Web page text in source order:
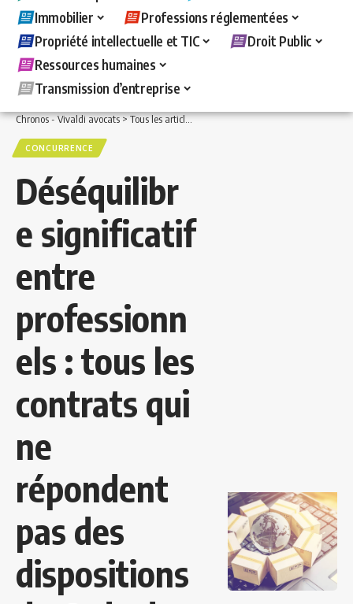
Immobilier
Professions réglementées
Propriété intellectuelle et TIC
Droit Public
Ressources humaines
Transmission d’entreprise
Chronos - Vivaldi avocats>Tous les articles >Concurrence / Consommation /
CONCURRENCE
Déséquilibr
e significatif
entre
professionn
els : tous les
contrats qui
ne
répondent
pas des
dispositions